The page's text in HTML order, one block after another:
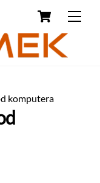
komputera